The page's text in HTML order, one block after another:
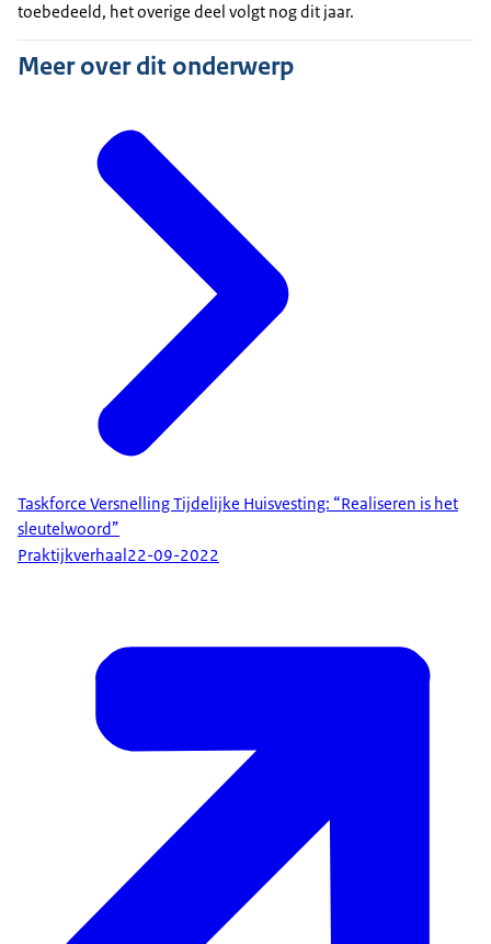
toebedeeld, het overige deel volgt nog dit jaar.
Meer over dit onderwerp
Taskforce Versnelling Tijdelijke Huisvesting: “Realiseren is het
sleutelwoord”
Praktijkverhaal22-09-2022